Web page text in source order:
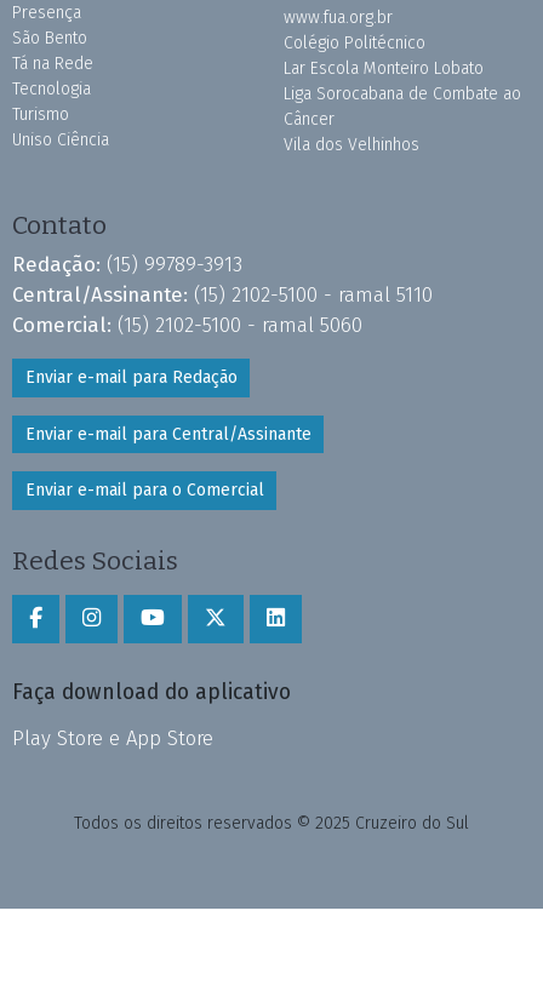
Presença
São Bento
Tá na Rede
Tecnologia
Turismo
Uniso Ciência
www.fua.org.br
Colégio Politécnico
Lar Escola Monteiro Lobato
Liga Sorocabana de Combate ao
Câncer
Vila dos Velhinhos
Contato
Redação: (15) 99789-3913
Central/Assinante: (15) 2102-5100 - ramal 5110
Comercial: (15) 2102-5100 - ramal 5060
Enviar e-mail para Redação
Enviar e-mail para Central/Assinante
Enviar e-mail para o Comercial
Redes Sociais
Faça download do aplicativo
Play Store e App Store
Todos os direitos reservados © 2025 Cruzeiro do Sul